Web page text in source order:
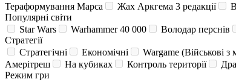
Тераформування Марса
Жах Аркгема 3 редакції
Популярні світи
Star Wars
Warhammer 40 000 Володар перснів
Стратегії
Стратегічні
Економічні Wargame (Військові з
Амерітреш
На кубиках Контроль території
Режим гри